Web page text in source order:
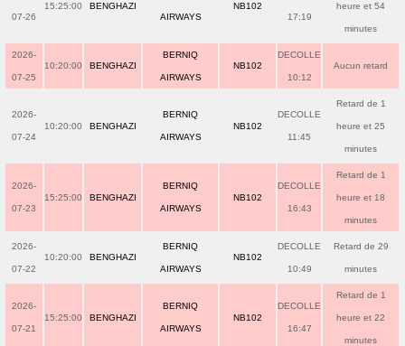
07-26
15:25:00 BENGHAZI
AIRWAYS
NB102
17:19
heure et 54
minutes
2026-
07-25
10:20:00 BENGHAZI
BERNIQ
AIRWAYS
NB102
DECOLLE
10:12
Aucun retard
2026-
07-24
10:20:00 BENGHAZI
BERNIQ
AIRWAYS
NB102
DECOLLE
11:45
Retard de 1
heure et 25
minutes
2026-
07-23
15:25:00 BENGHAZI
BERNIQ
AIRWAYS
NB102
DECOLLE
16:43
Retard de 1
heure et 18
minutes
2026-
07-22
10:20:00 BENGHAZI
BERNIQ
AIRWAYS
NB102
DECOLLE
10:49
Retard de 29
minutes
2026-
07-21
15:25:00 BENGHAZI
BERNIQ
AIRWAYS
NB102
DECOLLE
16:47
Retard de 1
heure et 22
minutes